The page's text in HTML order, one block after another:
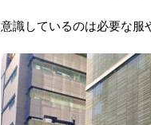
意識しているのは必要な服